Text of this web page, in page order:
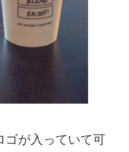
ゴが入っていて可